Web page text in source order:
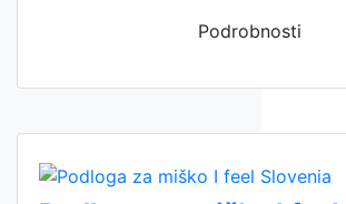
Podrobnosti